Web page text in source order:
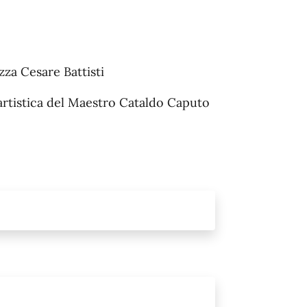
Cesare Battisti
del Maestro Cataldo Caputo